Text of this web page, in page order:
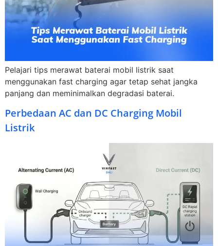
Pelajari tips merawat baterai mobil listrik saat
menggunakan fast charging agar tetap sehat jangka
panjang dan meminimalkan degradasi baterai.
Perbedaan AC dan DC Charging Mobil
Listrik